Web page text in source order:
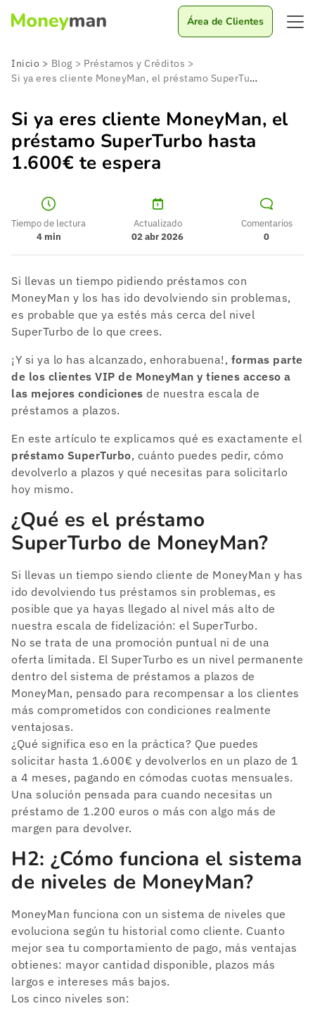
Área de Clientes
Inicio > Blog > Préstamos y Créditos >
Si ya eres cliente MoneyMan, el préstamo SuperTurbo hasta 1.600€ te espera
Si ya eres cliente MoneyMan, el
préstamo SuperTurbo hasta
1.600€ te espera
Tiempo de lectura
4min
Actualizado
02 abr 2026
Comentarios
0
Si llevas un tiempo pidiendo préstamos con
MoneyMan y los has ido devolviendo sin problemas,
es probable que ya estés más cerca del nivel
SuperTurbo de lo que crees.
¡Y si ya lo has alcanzado, enhorabuena!, formas parte
de los clientes VIP de MoneyMan y tienes acceso a
las mejores condiciones de nuestra escala de
préstamos a plazos.
En este artículo te explicamos qué es exactamente el
préstamo SuperTurbo, cuánto puedes pedir, cómo
devolverlo a plazos y qué necesitas para solicitarlo
hoy mismo.
¿Qué es el préstamo
SuperTurbo de MoneyMan?
Si llevas un tiempo siendo cliente de MoneyMan y has
ido devolviendo tus préstamos sin problemas, es
posible que ya hayas llegado al nivel más alto de
nuestra escala de fidelización: el SuperTurbo.
No se trata de una promoción puntual ni de una
oferta limitada. El SuperTurbo es un nivel permanente
dentro del sistema de préstamos a plazos de
MoneyMan, pensado para recompensar a los clientes
más comprometidos con condiciones realmente
ventajosas.
¿Qué significa eso en la práctica? Que puedes
solicitar hasta 1.600€ y devolverlos en un plazo de 1
a 4 meses, pagando en cómodas cuotas mensuales.
Una solución pensada para cuando necesitas un
préstamo de 1.200 euros o más con algo más de
margen para devolver.
H2: ¿Cómo funciona el sistema
de niveles de MoneyMan?
MoneyMan funciona con un sistema de niveles que
evoluciona según tu historial como cliente. Cuanto
mejor sea tu comportamiento de pago, más ventajas
obtienes: mayor cantidad disponible, plazos más
largos e intereses más bajos.
Los cinco niveles son: